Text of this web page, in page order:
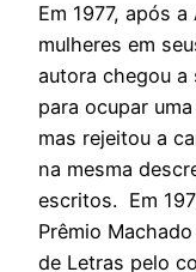
Em 1977, após
mulheres em
autora chegou a
para ocupar
mas rejeitou a
na mesma
escritos. Em
Prêmio
de Letras pelo